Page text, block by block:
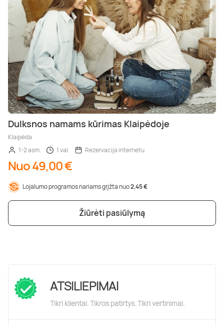
Dulksnos namams kūrimas Klaipėdoje
Klaipėda
1-2 asm.
1 val. Rezervacija internetu
Nuo 49,00 €
Lojalumo programos nariams grįžta nuo2,45 €
Žiūrėti pasiūlymą
ATSILIEPIMAI
Tikri klientai. Tikros patirtys. Tikri vertinimai.